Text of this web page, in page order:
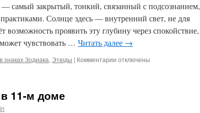
самый закрытый, тонкий, связанный с подсознанием,
Солнце здесь — внутренний свет, не для
возможность проявить эту глубину через спокойствие,
чувствовать … Читать далее →
знаках Зодиака, Этюды | Комментарии котключены
11-м доме